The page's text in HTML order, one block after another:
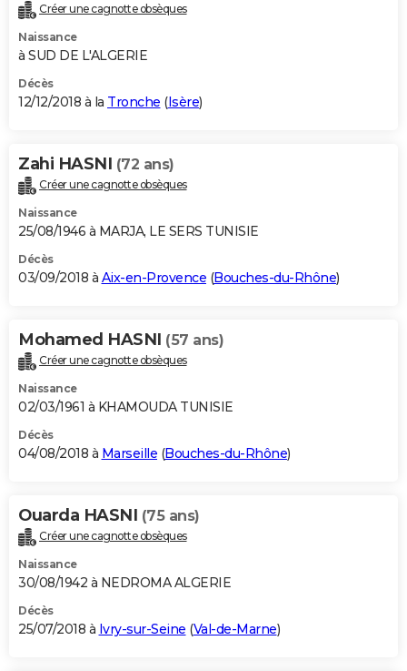
Créer une cagnotte obsèques
Naissance
à SUD DE L'ALGERIE
Décès
12/12/2018 à la Tronche (Isère)
Zahi HASNI (72 ans)
Créer une cagnotte obsèques
Naissance
25/08/1946 à MARJA, LE SERS TUNISIE
Décès
03/09/2018 à Aix-en-Provence (Bouches-du-Rhône)
Mohamed HASNI (57 ans)
Créer une cagnotte obsèques
Naissance
02/03/1961 à KHAMOUDA TUNISIE
Décès
04/08/2018 à Marseille (Bouches-du-Rhône)
Ouarda HASNI (75 ans)
Créer une cagnotte obsèques
Naissance
30/08/1942 à NEDROMA ALGERIE
Décès
25/07/2018 à Ivry-sur-Seine (Val-de-Marne)